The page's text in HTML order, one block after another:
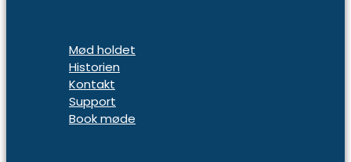
Mød holdet
Historien
Kontakt
Support
Book møde